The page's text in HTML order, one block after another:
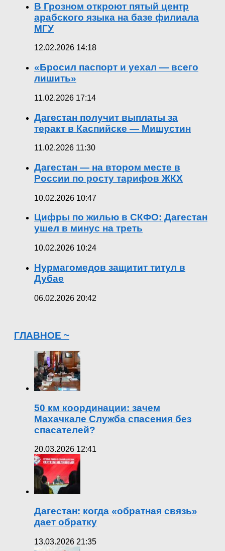
В Грозном откроют пятый центр
арабского языка на базе филиала
МГУ
12.02.2026 14:18
«Бросил паспорт и уехал — всего
лишить»
11.02.2026 17:14
Дагестан получит выплаты за
теракт в Каспийске — Мишустин
11.02.2026 11:30
Дагестан — на втором месте в
России по росту тарифов ЖКХ
10.02.2026 10:47
Цифры по жилью в СКФО: Дагестан
ушел в минус на треть
10.02.2026 10:24
Нурмагомедов защитит титул в
Дубае
06.02.2026 20:42
ГЛАВНОЕ ~
50 км координации: зачем
Махачкале Служба спасения без
спасателей?
20.03.2026 12:41
Дагестан: когда «обратная связь»
дает обратку
13.03.2026 21:35